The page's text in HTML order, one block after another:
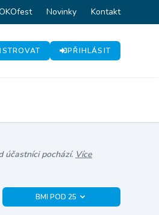
Novinky Kontakt
PŘIHLÁSIT
účastníci pochází. Více
BMI POD 25